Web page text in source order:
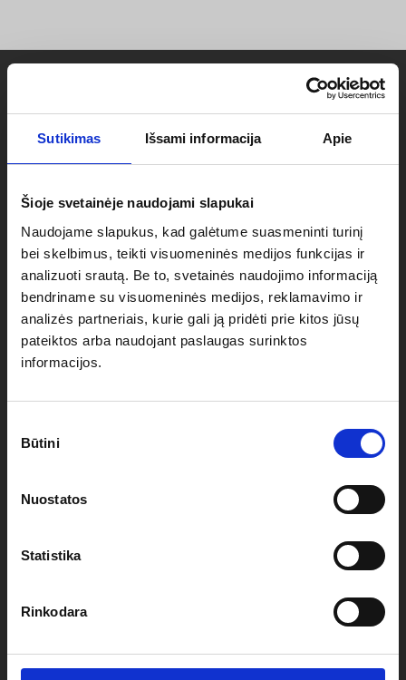
Sutikimas Išsami informacija Apie
Šioje svetainėje naudojami slapukai
Naudojame slapukus, kad galėtume suasmeninti turinį
bei skelbimus, teikti visuomeninės medijos funkcijas ir
analizuoti srautą. Be to, svetainės naudojimo informaciją
bendriname su visuomeninės medijos, reklamavimo ir
analizės partneriais, kurie gali ją pridėti prie kitos jūsų
pateiktos arba naudojant paslaugas surinktos
informacijos.
pasirinkimas
Būtini
Nuostatos
Statistika
Rinkodara
Produkto informacija
KALAMAS VĖLIAVOS
PAGRINDAS FB4
Spalva: Sidabrinė
Svoris: 1kg
Medžiaga: Nerūdijantis plienas
Garantija: 12mėn